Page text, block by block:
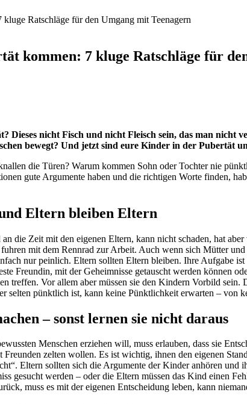
kommen: 7 kluge Ratschläge für
Dieses nicht Fisch und nicht Fleisch sein, das man
bewegt? Und jetzt sind eure Kinder in der Pubertät
die Türen? Warum kommen Sohn oder Tochter nie
gute Argumente haben und die richtigen Worte finden,
Eltern bleiben Eltern
die Zeit mit den eigenen Eltern, kann nicht schaden, hat
mit dem Rennrad zur Arbeit. Auch wenn sich Mütter
nur peinlich. Eltern sollten Eltern bleiben. Ihre Aufgabe
Freundin, mit der Geheimnisse getauscht werden können
treffen. Vor allem aber müssen sie den Kindern Vorbild
selten pünktlich ist, kann keine Pünktlichkeit erwarten – von
– sonst lernen sie nicht daraus
Menschen erziehen will, muss erlauben, dass sie
Freunden zelten wollen. Es ist wichtig, ihnen den eigenen
Eltern sollten sich die Argumente der Kinder anhören
gesucht werden – oder die Eltern müssen das Kind einen
muss es mit der eigenen Entscheidung leben, kann